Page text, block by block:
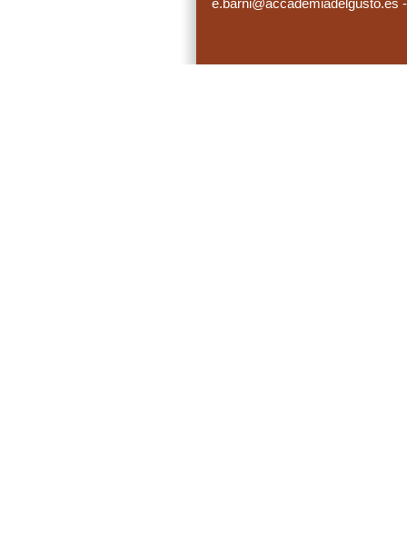
e.barni@accademiadelgusto.es